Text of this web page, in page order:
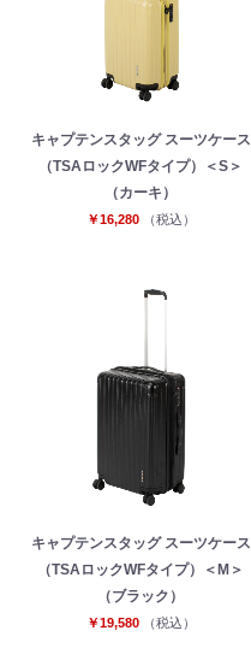
キャプテンスタッグ スーツケース
（TSAロックWFタイプ）＜S＞
（カーキ）
￥16,280 （税込）
キャプテンスタッグ スーツケース
（TSAロックWFタイプ）＜M＞
（ブラック）
￥19,580 （税込）